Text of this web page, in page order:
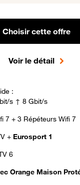
Choisir cette offre
Voir le détail
:
s ↑ 8 Gbit/s
7 + 3 Répéteurs Wifi 7
+ Eurosport 1
6
Orange Maison